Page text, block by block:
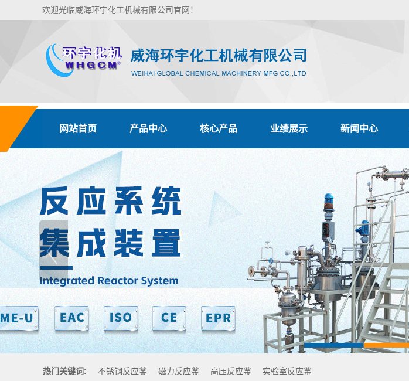
欢迎光临威海环宇化工机械有限公司官网！
网站首页 产品中心 核心产品 业绩展示 新闻中心
热门关键词: 不锈钢反应釜 磁力反应釜 高压反应釜 实验室反应釜